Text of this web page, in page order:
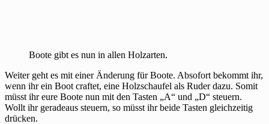
Boote gibt es nun in allen Holzarten.
Weiter geht es mit einer Änderung für Boote. Absofort bekommt ihr,
wenn ihr ein Boot craftet, eine Holzschaufel als Ruder dazu. Somit
müsst ihr eure Boote nun mit den Tasten „A“ und „D“ steuern.
Wollt ihr geradeaus steuern, so müsst ihr beide Tasten gleichzeitig
drücken.